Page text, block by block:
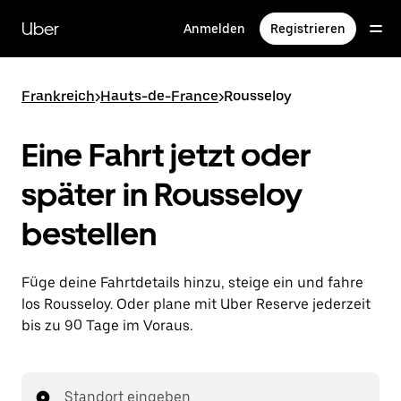
zum
Hauptinhalt
Uber Anmelden Registrieren
Frankreich>Hauts-de-France>Rousseloy
Eine Fahrt jetzt oder
später in Rousseloy
bestellen
Füge deine Fahrtdetails hinzu, steige ein und fahre
los Rousseloy. Oder plane mit Uber Reserve jederzeit
bis zu 90 Tage im Voraus.
Standort eingeben